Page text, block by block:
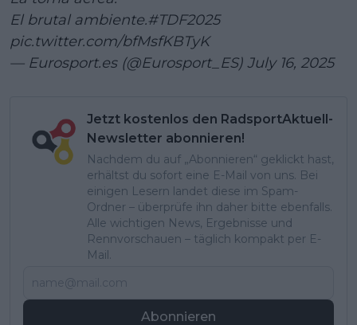
El brutal ambiente.#TDF2025
pic.twitter.com/bfMsfKBTyK
— Eurosport.es (@Eurosport_ES) July 16, 2025
Jetzt kostenlos den RadsportAktuell-
Newsletter abonnieren!
Nachdem du auf „Abonnieren“ geklickt hast,
erhältst du sofort eine E-Mail von uns. Bei
einigen Lesern landet diese im Spam-
Ordner – überprüfe ihn daher bitte ebenfalls.
Alle wichtigen News, Ergebnisse und
Rennvorschauen – täglich kompakt per E-
Mail.
Abonnieren